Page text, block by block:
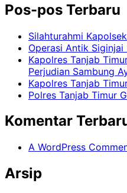
Pos-pos Terbaru
Silahturahmi
Operasi Antik
Kapolres Tanjab
Perjudian Sambung
Kapolres Tanjab
Polres Tanjab Timur
Komentar
A WordPress
Arsip